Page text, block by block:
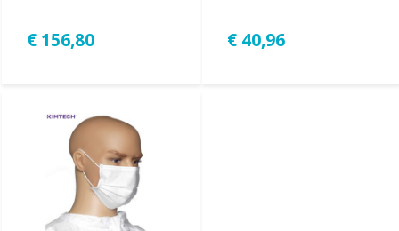
€ 156,80 € 40,96